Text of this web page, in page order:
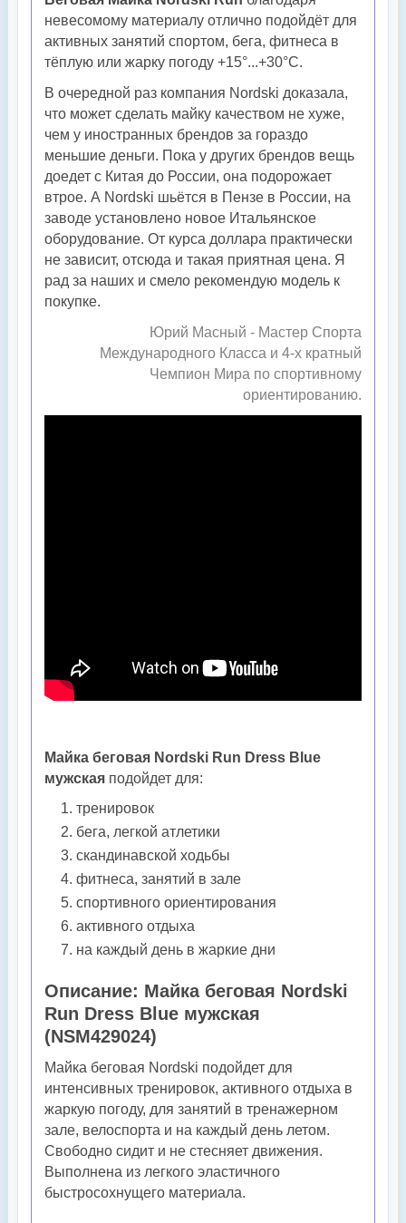
невесомому материалу отлично подойдёт для
активных занятий спортом, бега, фитнеса в
тёплую или жарку погоду +15°...+30°С.
В очередной раз компания Nordski доказала,
что может сделать майку качеством не хуже,
чем у иностранных брендов за гораздо
меньшие деньги. Пока у других брендов вещь
доедет с Китая до России, она подорожает
втрое. А Nordski шьётся в Пензе в России, на
заводе установлено новое Итальянское
оборудование. От курса доллара практически
не зависит, отсюда и такая приятная цена. Я
рад за наших и смело рекомендую модель к
покупке.
Юрий Масный - Мастер Спорта
Международного Класса и 4-х кратный
Чемпион Мира по спортивному
ориентированию.
Майка беговая Nordski Run Dress Blue
мужская подойдет для:
тренировок
бега, легкой атлетики
скандинавской ходьбы
фитнеса, занятий в зале
спортивного ориентирования
активного отдыха
на каждый день в жаркие дни
Описание: Майка беговая Nordski
Run Dress Blue мужская
(NSM429024)
Майка беговая Nordski подойдет для
интенсивных тренировок, активного отдыха в
жаркую погоду, для занятий в тренажерном
зале, велоспорта и на каждый день летом.
Свободно сидит и не стесняет движения.
Выполнена из легкого эластичного
быстросохнущего материала.